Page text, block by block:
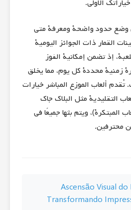
الأولى.
وضع حدود واضحة ومعرفة متى
القمار ذات الجوائز اليومية
إذ تضمن إمكانية الفوز
زمنية محددة كل يوم، مما يخلق
ألعاب الموزع المباشر خيارات
التقليدية مثل البلاك جاك
المبتكرة)، ويتم بثها جميعًا في
محترفين.
Ascensão Visual
Transformando